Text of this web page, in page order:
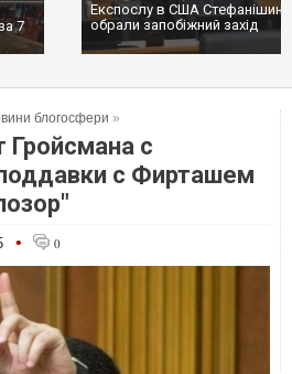
7
Експослу в США
обрали запобіжний захід
блогосфери »
Гройсмана с
с Фирташем
• 0